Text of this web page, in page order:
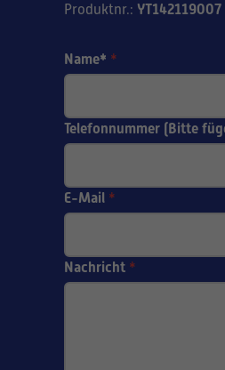
Produktnr.: YT142119007
Name* *
Telefonnummer (Bitte
E-Mail *
Nachricht *